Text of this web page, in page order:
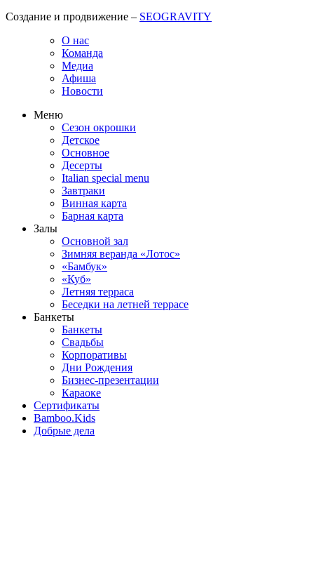
Создание и продвижение – SEOGRAVITY
О нас
Команда
Медиа
Афиша
Новости
Меню
Сезон окрошки
Детское
Основное
Десерты
Italian special menu
Завтраки
Винная карта
Барная карта
Залы
Основной зал
Зимняя веранда «Лотос»
«Бамбук»
«Куб»
Летняя терраса
Беседки на летней террасе
Банкеты
Банкеты
Свадьбы
Корпоративы
Дни Рождения
Бизнес-презентации
Караоке
Сертификаты
Bamboo.Kids
Добрые дела